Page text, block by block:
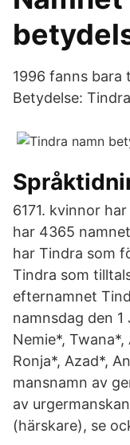
1996 fanns bara
Betydelse:
6171. kvinnor
har 4365
har Tindra som
Tindra som
efternamnet
namnsdag den 1
Nemie*, Twana*,
Ronja*, Azad*,
mansnamn av
av
(härskare), se